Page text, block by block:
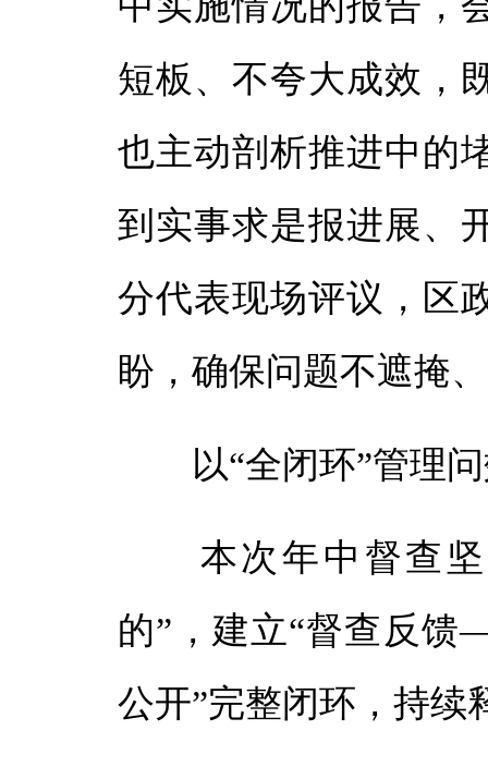
短板、不夸大成效，
也主动剖析推进中的
到实事求是报进展、
分代表现场评议，区
盼，确保问题不遮掩
以“全闭环”管理问
本次年中督查坚
的”，建立“督查反
公开”完整闭环，持续